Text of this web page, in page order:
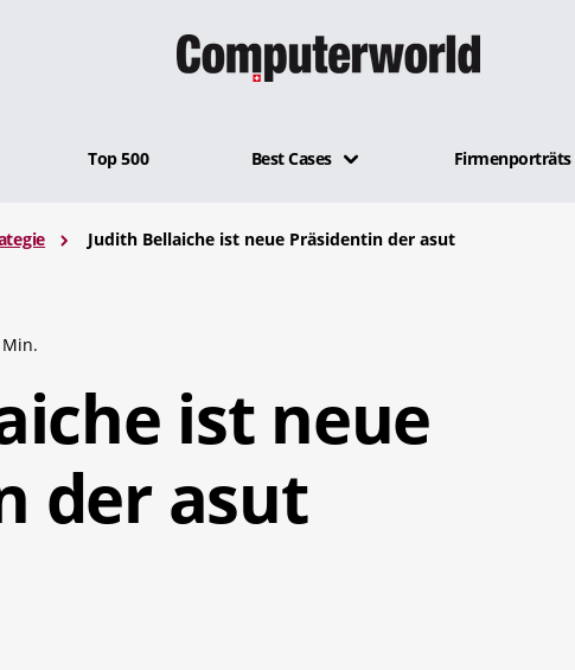
Top 500 Best Cases Firmenporträts
Judith Bellaiche ist neue Präsidentin der asut
ist neue
der asut